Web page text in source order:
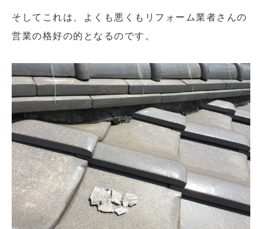
そしてこれは、よくも悪くもリフォーム業者さんの
営業の格好の的となるのです。